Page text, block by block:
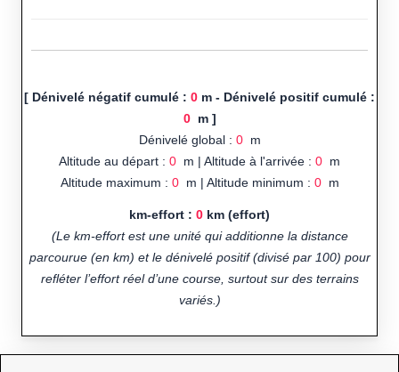
[ Dénivelé négatif cumulé : 0 m - Dénivelé positif cumulé :
0m ]
Dénivelé global : 0m
Altitude au départ : 0 m | Altitude à l'arrivée : 0 m
Altitude maximum : 0m | Altitude minimum : 0m
km-effort : 0 km (effort)
(Le km-effort est une unité qui additionne la distance
parcourue (en km) et le dénivelé positif (divisé par 100) pour
refléter l’effort réel d’une course, surtout sur des terrains
variés.)